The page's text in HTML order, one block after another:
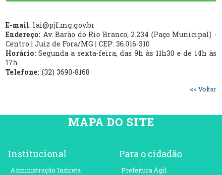
E-mail: lai@pjf.mg.gov.br
Endereço: Av. Barão do Rio Branco, 2.234 (Paço Municipal) -
Centro | Juiz de Fora/MG | CEP: 36.016-310
Horário:Segunda a sexta-feira, das 9h às 11h30 e de 14h às
17h
Telefone: (32) 3690-8168
<< Voltar
MAPA DO SITE
Institucional
Administração Indireta
Para o cidadão
Prefeitura Ágil